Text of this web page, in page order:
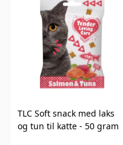
TLC Soft snack med laks
og tun til katte - 50 gram